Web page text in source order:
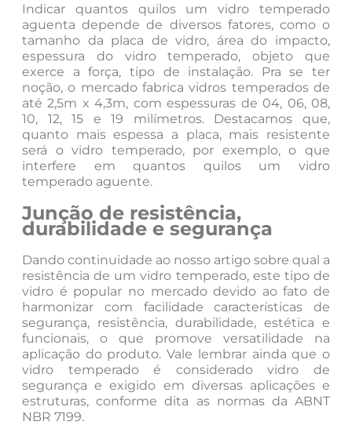
Indicar quantos quilos um vidro temperado
aguenta depende de diversos fatores, como o
tamanho da placa de vidro, área do impacto,
espessura do vidro temperado, objeto que
exerce a força, tipo de instalação. Pra se ter
noção, o mercado fabrica vidros temperados de
até 2,5m x 4,3m, com espessuras de 04, 06, 08,
10, 12, 15 e 19 milímetros. Destacamos que,
quanto mais espessa a placa, mais resistente
será o vidro temperado, por exemplo, o que
interfere em quantos quilos um vidro
temperado aguente.
Junção de resistência,
durabilidade e segurança
Dando continuidade ao nosso artigo sobre qual a
resistência de um vidro temperado, este tipo de
vidro é popular no mercado devido ao fato de
harmonizar com facilidade características de
segurança, resistência, durabilidade, estética e
funcionais, o que promove versatilidade na
aplicação do produto. Vale lembrar ainda que o
vidro temperado é considerado vidro de
segurança e exigido em diversas aplicações e
estruturas, conforme dita as normas da ABNT
NBR 7199.